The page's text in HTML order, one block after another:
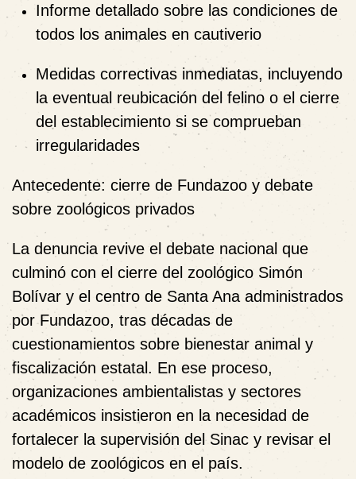
Informe detallado sobre las condiciones de
todos los animales en cautiverio
Medidas correctivas inmediatas, incluyendo
la eventual reubicación del felino o el cierre
del establecimiento si se comprueban
irregularidades
Antecedente: cierre de Fundazoo y debate
sobre zoológicos privados
La denuncia revive el debate nacional que
culminó con el cierre del zoológico Simón
Bolívar y el centro de Santa Ana administrados
por Fundazoo, tras décadas de
cuestionamientos sobre bienestar animal y
fiscalización estatal. En ese proceso,
organizaciones ambientalistas y sectores
académicos insistieron en la necesidad de
fortalecer la supervisión del Sinac y revisar el
modelo de zoológicos en el país.